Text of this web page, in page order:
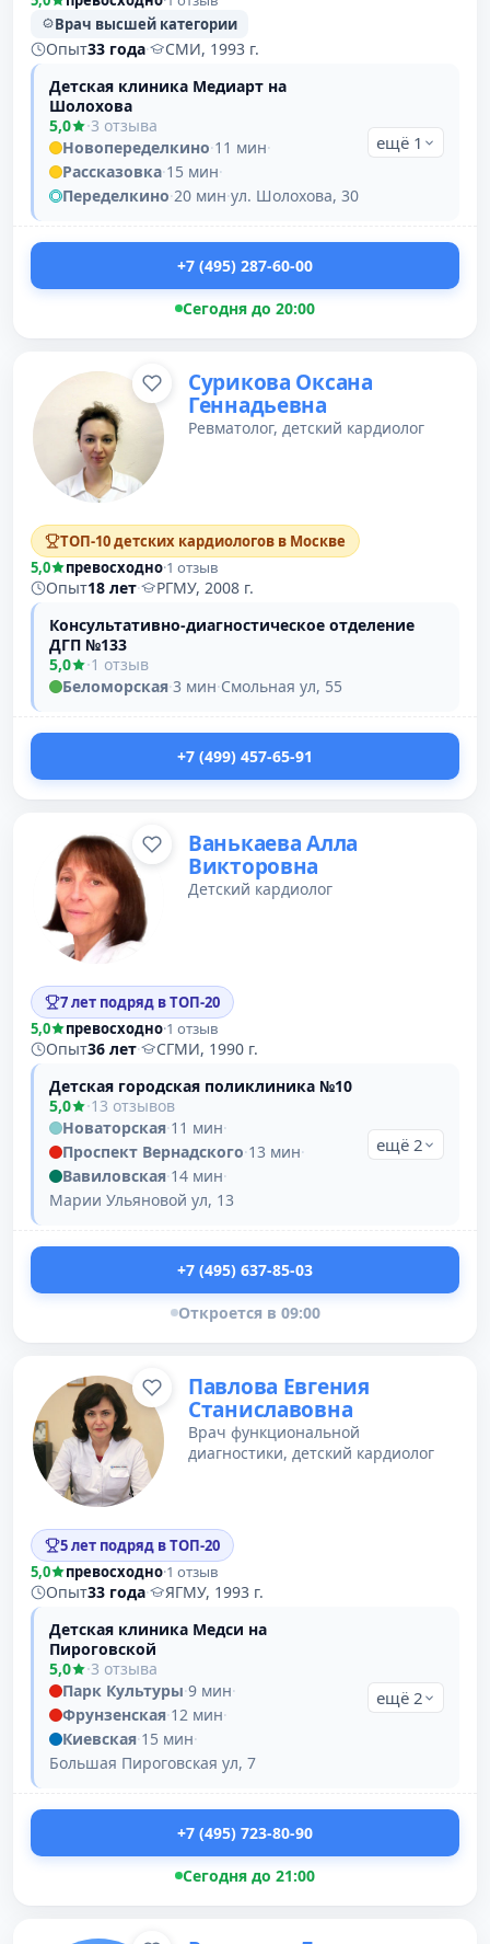
Врач высшей категории
Опыт33 года·
СМИ, 1993 г.
Детская клиника Медиарт на
Шолохова
5,0
·3 отзыва
Новопеределкино·11 мин·
Рассказовка·15 мин·
Переделкино·20 мин·ул. Шолохова, 30
ещё 1
+7 (495) 287-60-00
Сегодня до 20:00
Сурикова Оксана
Геннадьевна
Ревматолог, детский кардиолог
ТОП-10 детских кардиологов в Москве
5,0
превосходно·1 отзыв
Опыт18 лет·
РГМУ, 2008 г.
Консультативно-диагностическое отделение
ДГП №133
5,0
·1 отзыв
Беломорская·3 мин·Смольная ул, 55
+7 (499) 457-65-91
Ванькаева Алла
Викторовна
Детский кардиолог
7 лет подряд в ТОП-20
5,0
превосходно·1 отзыв
Опыт36 лет·
СГМИ, 1990 г.
Детская городская поликлиника №10
5,0
·13 отзывов
Новаторская·11 мин·
Проспект Вернадского·13 мин·
Вавиловская·14 мин·
Марии Ульяновой ул, 13
ещё 2
+7 (495) 637-85-03
Откроется в 09:00
Павлова Евгения
Станиславовна
Врач функциональной
диагностики, детский кардиолог
5 лет подряд в ТОП-20
5,0
превосходно·1 отзыв
Опыт33 года·
ЯГМУ, 1993 г.
Детская клиника Медси на
Пироговской
5,0
·3 отзыва
Парк Культуры·9 мин·
Фрунзенская·12 мин·
Киевская·15 мин·
Большая Пироговская ул, 7
ещё 2
+7 (495) 723-80-90
Сегодня до 21:00